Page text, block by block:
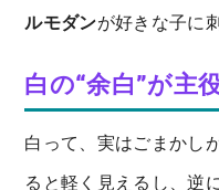
ルモダンが好きな子に
白の“余白”が主
白って、実はごまかし
ると軽く見えるし、逆